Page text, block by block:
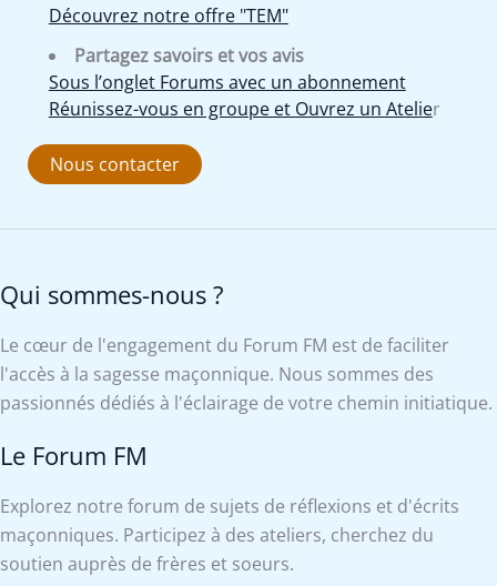
Découvrez notre offre "TEM"
Partagez savoirs et vos avis
Sous l’onglet Forums avec un abonnement
Réunissez-vous en groupe et Ouvrez un Atelier
Nous contacter
Qui sommes-nous ?
Le cœur de l'engagement du Forum FM est de faciliter
l'accès à la sagesse maçonnique. Nous sommes des
passionnés dédiés à l'éclairage de votre chemin initiatique.
Le Forum FM
Explorez notre forum de sujets de réflexions et d'écrits
maçonniques. Participez à des ateliers, cherchez du
soutien auprès de frères et soeurs.